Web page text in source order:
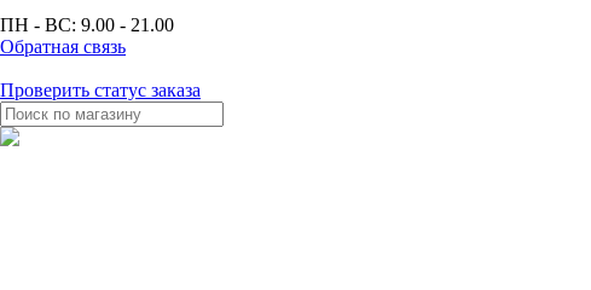
ПН - ВС: 9.00 - 21.00
Обратная связь
Проверить статус заказа